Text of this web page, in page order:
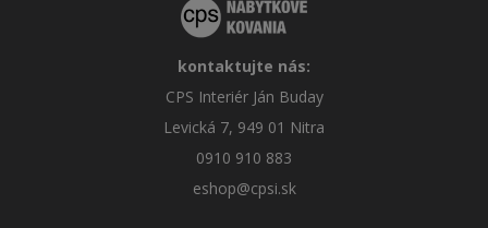
kontaktujte nás:
CPS Interiér Ján Buday
Levická 7, 949 01 Nitra
0910 910 883
eshop@cpsi.sk